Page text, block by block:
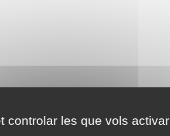
controlar les que vols activar